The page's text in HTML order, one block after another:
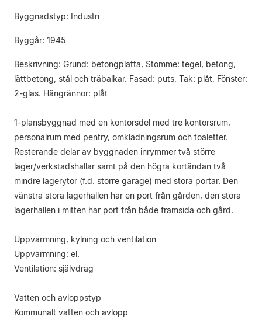
Byggnadstyp: Industri
Byggår: 1945
Beskrivning: Grund: betongplatta, Stomme: tegel, betong,
lättbetong, stål och träbalkar. Fasad: puts, Tak: plåt, Fönster:
2-glas. Hängrännor: plåt
1-plansbyggnad med en kontorsdel med tre kontorsrum,
personalrum med pentry, omklädningsrum och toaletter.
Resterande delar av byggnaden inrymmer två större
lager/verkstadshallar samt på den högra kortändan två
mindre lagerytor (f.d. större garage) med stora portar. Den
vänstra stora lagerhallen har en port från gården, den stora
lagerhallen i mitten har port från både framsida och gård.
Uppvärmning, kylning och ventilation
Uppvärmning: el.
Ventilation: självdrag
Vatten och avloppstyp
Kommunalt vatten och avlopp